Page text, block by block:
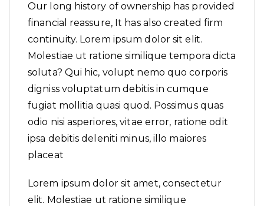
Our long history of ownership has provided
financial reassure, It has also created firm
continuity. Lorem ipsum dolor sit elit.
Molestiae ut ratione similique tempora dicta
soluta? Qui hic, volupt nemo quo corporis
digniss voluptatum debitis in cumque
fugiat mollitia quasi quod. Possimus quas
odio nisi asperiores, vitae error, ratione odit
ipsa debitis deleniti minus, illo maiores
placeat
Lorem ipsum dolor sit amet, consectetur
elit. Molestiae ut ratione similique